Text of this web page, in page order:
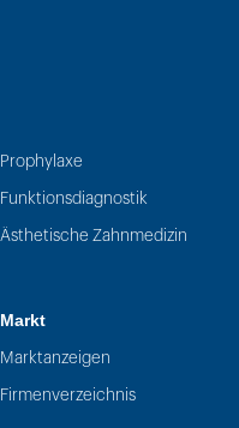
Prophylaxe
Funktionsdiagnostik
Ästhetische Zahnmedizin
Markt
Marktanzeigen
Firmenverzeichnis